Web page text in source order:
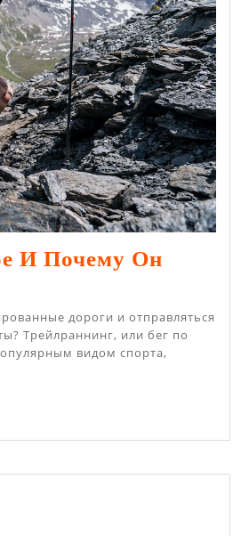
И Почему Он
дороги и отправляться
Трейлраннинг, или бег по
видом спорта,